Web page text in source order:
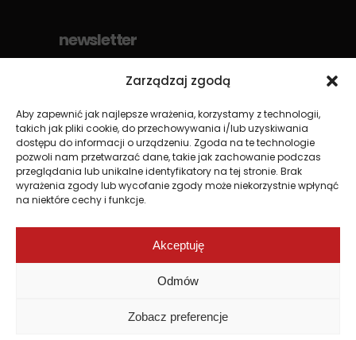
Zarządzaj zgodą
Aby zapewnić jak najlepsze wrażenia, korzystamy z technologii,
takich jak pliki cookie, do przechowywania i/lub uzyskiwania
dostępu do informacji o urządzeniu. Zgoda na te technologie
pozwoli nam przetwarzać dane, takie jak zachowanie podczas
przeglądania lub unikalne identyfikatory na tej stronie. Brak
wyrażenia zgody lub wycofanie zgody może niekorzystnie wpłynąć
na niektóre cechy i funkcje.
Akceptuję
Odmów
Zobacz preferencje
newsletter
WykonanieAtelion Studio© 2026